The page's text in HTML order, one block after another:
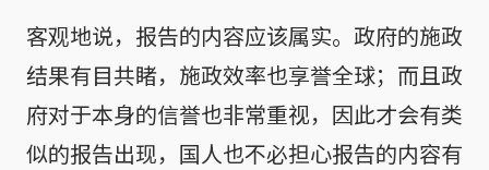
客观地说，报告的内容应该属实。政府的施政
结果有目共睹，施政效率也享誉全球；而且政
府对于本身的信誉也非常重视，因此才会有类
似的报告出现，国人也不必担心报告的内容有